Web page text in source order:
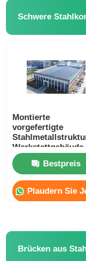
Schwere
Montierte
vorgefertigte
Werkstattgebäude
modular
kundenspezifisch
Bestpreis
Plaudern Sie
Brücken aus